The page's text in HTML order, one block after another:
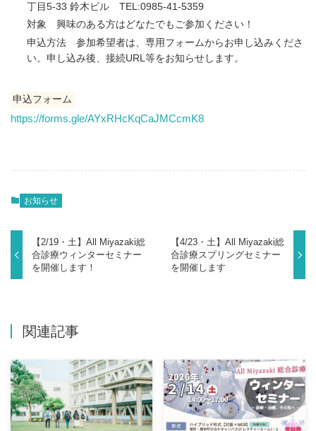
丁目5-33 鈴木ビル TEL:0985-41-5359
対象 興味のある方はどなたでもご参加ください！
申込方法 参加希望者は、専用フォームからお申し込みくださ
い。申し込み後、接続URL等をお知らせします。
申込フォーム
https://forms.gle/AYxRHcKqCaJMCcmK8
お知らせ
【2/19・土】All Miyazaki総
合診療ウィンターセミナー
を開催します！
【4/23・土】All Miyazaki総
合診療スプリングセミナー
を開催します
関連記事